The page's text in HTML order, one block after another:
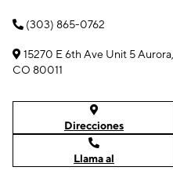
(303) 865-0762
15270 E 6th Ave Unit 5 Aurora,
CO 80011
Direcciones
Llama al